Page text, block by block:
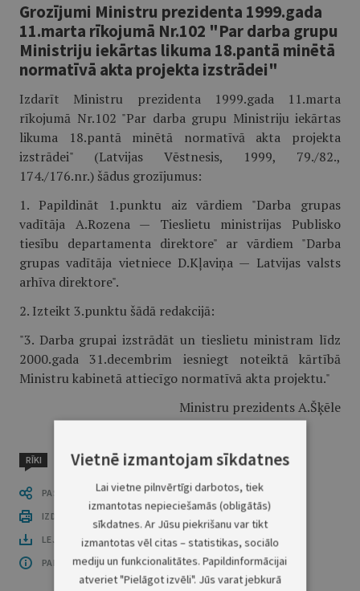
Grozījumi Ministru prezidenta 1999.gada
11.marta rīkojumā Nr.102 "Par darba grupu
Ministriju iekārtas likuma 18.pantā minētā
normatīvā akta projekta izstrādei"
Izdarīt Ministru prezidenta 1999.gada 11.marta
rīkojumā Nr.102 "Par darba grupu Ministriju iekārtas
likuma 18.pantā minētā normatīvā akta projekta
izstrādei" (Latvijas Vēstnesis, 1999, 79./82.,
174./176.nr.) šādus grozījumus:
1. Papildināt 1.punktu aiz vārdiem "Darba grupas
vadītāja A.Rozena — Tieslietu ministrijas Publisko
tiesību departamenta direktore" ar vārdiem "Darba
grupas vadītāja vietniece D.Kļaviņa — Latvijas valsts
arhīva direktore".
2. Izteikt 3.punktu šādā redakcijā:
"3. Darba grupai izstrādāt un tieslietu ministram līdz
2000.gada 31.decembrim iesniegt noteiktā kārtībā
Ministru kabinetā attiecīgo normatīvā akta projektu."
Ministru prezidents A.Šķēle
RĪKI
PASTĀSTI CITIEM
IZDRUKĀT PUBLIKĀCIJU
LEJUPLĀDĒT LAIDIENU (PDF)
PAR OFICIĀLO IZDEVUMU
Vietnē izmantojam sīkdatnes
Lai vietne pilnvērtīgi darbotos, tiek
izmantotas nepieciešamās (obligātās)
sīkdatnes. Ar Jūsu piekrišanu var tikt
izmantotas vēl citas – statistikas, sociālo
mediju un funkcionalitātes. Papildinformācijai
atveriet "Pielāgot izvēli". Jūs varat jebkurā